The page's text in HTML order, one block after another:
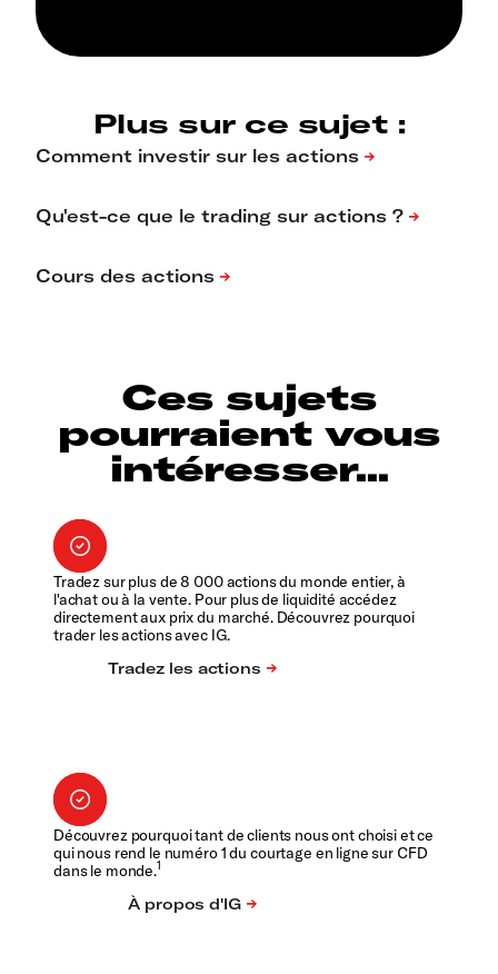
Plus sur ce sujet :
Ces sujets
pourraient vous
intéresser...
Tradez sur plus de 8 000 actions du monde entier, à
l'achat ou à la vente. Pour plus de liquidité accédez
directement aux prix du marché. Découvrez pourquoi
trader les actions avec IG.
Découvrez pourquoi tant de clients nous ont choisi et ce
qui nous rend le numéro 1 du courtage en ligne sur CFD
dans le monde.1